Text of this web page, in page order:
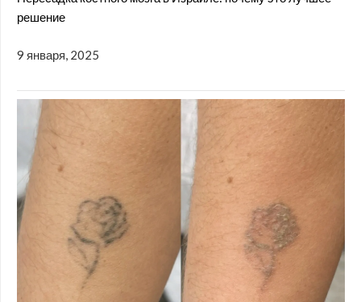
решение
9 января, 2025